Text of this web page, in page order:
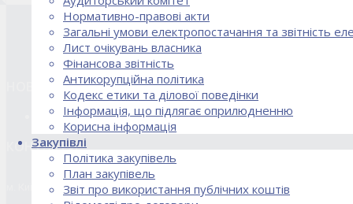
Нормативно-правові акти
Загальні умови електропостачання та звітність
Лист очікувань власника
Фінансова звітність
Антикорупційна політика
Кодекс етики та ділової поведінки
Інформація, що підлягає оприлюдненню
Корисна інформація
Закупівлі
Політика закупівель
План закупівель
Звіт про використання публічних коштів
НОВИНИ
18.02.2026 Стартував процес реорганізації ДПЗД
КОНТАКТИ
м. Київ, вул. Кирилівська, 85